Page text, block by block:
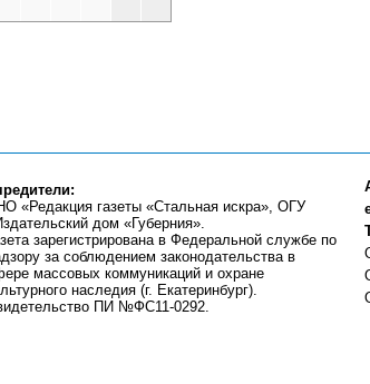
«Редакция газеты «Стальная искра», ОГУ
дом «Губерния».
зарегистрирована в Федеральной службе по
за соблюдением законодательства в
массовых коммуникаций и охране
наследия (г. Екатеринбург).
ПИ №ФС11-0292.